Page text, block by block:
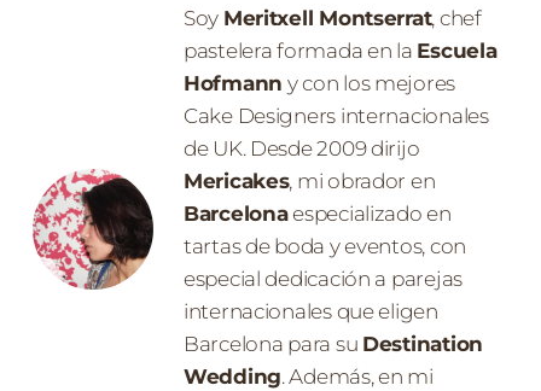
Soy Meritxell Montserrat, chef
pastelera formada en la Escuela
Hofmann y con los mejores
Cake Designers internacionales
de UK. Desde 2009 dirijo
Mericakes, mi obrador en
Barcelonaespecializado en
tartas de boda y eventos, con
especial dedicación a parejas
internacionales que eligen
Barcelona para su Destination
Wedding. Además, en mi